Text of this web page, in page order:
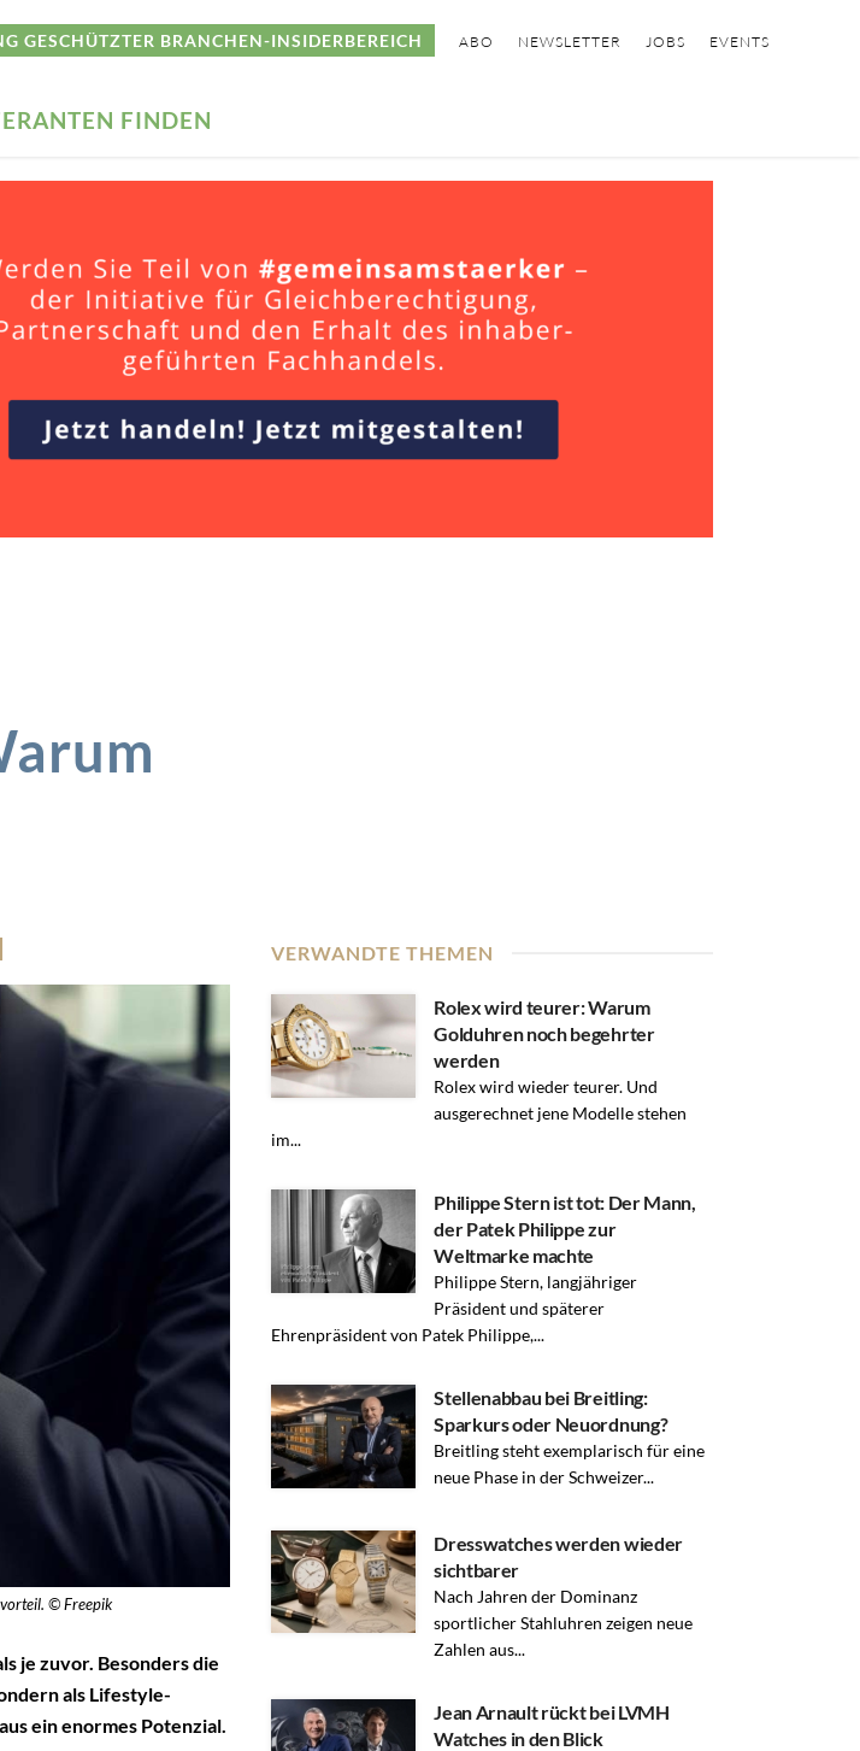
GESCHÜTZTER BRANCHEN-INSIDERBEREICH ABO NEWSLETTER JOBS EVENTS
FINDEN
© Freepik
je zuvor. Besonders die
als Lifestyle-
ein enormes Potenzial.
VERWANDTE THEMEN
Rolex wird teurer: Warum
Golduhren noch begehrter
werden
Rolex wird wieder teurer. Und
ausgerechnet jene Modelle stehen
im...
Philippe Stern ist tot: Der Mann,
der Patek Philippe zur
Weltmarke machte
Philippe Stern, langjähriger
Präsident und späterer
Ehrenpräsident von Patek Philippe,...
Stellenabbau bei Breitling:
Sparkurs oder Neuordnung?
Breitling steht exemplarisch für eine
neue Phase in der Schweizer...
Dresswatches werden wieder
sichtbarer
Nach Jahren der Dominanz
sportlicher Stahluhren zeigen neue
Zahlen aus...
Jean Arnault rückt bei LVMH
Watches in den Blick